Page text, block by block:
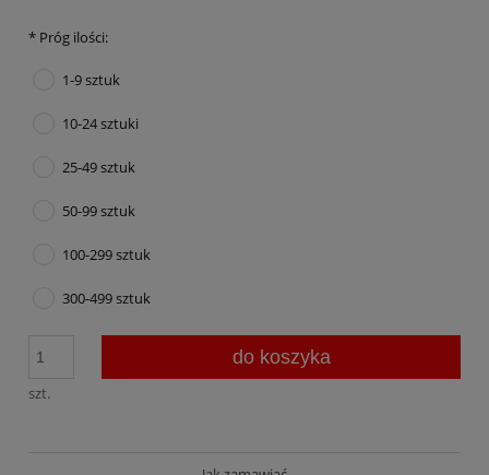
* Próg ilości:
1-9 sztuk
10-24 sztuki
25-49 sztuk
50-99 sztuk
100-299 sztuk
300-499 sztuk
szt.
do koszyka